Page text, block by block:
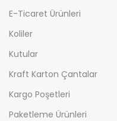
E-Ticaret Ürünleri
Koliler
Kutular
Kraft Karton Çantalar
Kargo Poşetleri
Paketleme Ürünleri